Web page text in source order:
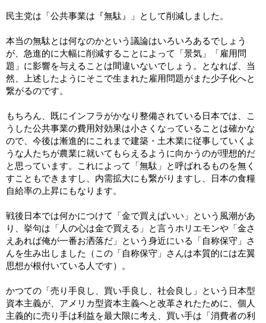
民主党は「公共事業は『無駄』」として削減しました。
本当の無駄とは何なのかという議論はいろいろあるでしょう
が、急進的に大幅に削減することによって「景気」「雇用問
題」に影響を与えることは間違いないでしょう。となれば、当
然、上述したようにそこで生まれた雇用問題がまた少子化へと
繋がるのです。
もちろん、既にインフラがかなり整備されている日本では、こ
うした公共事業の費用対効果は小さくなっていることは確かな
ので、今後は漸進的にこれまで建築・土木業に従事していくよ
うな人たちが農業に就いてもらえるように向かうのが理想的だ
と思っています。これによって「無駄」と呼ばれるものを無く
すこともできますし、内需拡大にも繋がりますし、日本の食糧
自給率の上昇にもなります。
戦後日本では何かにつけて「金で買えばいい」という風潮があ
り、挙句は「人の心は金で買える」と言うホリエモンや「金さ
えあれば俺が一番お洒落だ」という身近にいる「自称保守」さ
んを生み出しました（この「自称保守」さんは本質的には左翼
思想が根付いている人です）。
かつての「売り手良し、買い手良し、社会良し」という日本型
資本主義が、アメリカ型資本主義へと改革されたために、個人
主義的に売り手は利益を最大限に考え、買い手は「消費者の利